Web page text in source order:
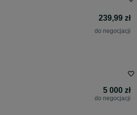
239,99 zł
do negocjacji
5 000 zł
do negocjacji